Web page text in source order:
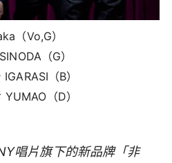
（Vo,G）
（G）
（B）
YUMAO（D）
唱片旗下的新品牌「非